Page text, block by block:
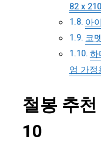
82 x
아
코
하
엄 가정
철봉 추
10